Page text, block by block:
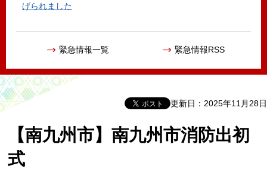
げられました
緊急情報一覧 緊急情報RSS
更新日：2025年11月28日
【南九州市】南九州市消防出初
式